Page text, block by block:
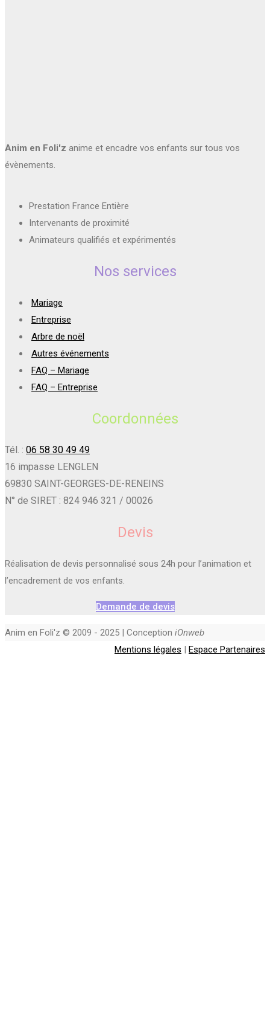
Anim en Foli'z anime et encadre vos enfants sur tous vos
évènements.
Prestation France Entière
Intervenants de proximité
Animateurs qualifiés et expérimentés
Nos services
Mariage
Entreprise
Arbre de noël
Autres événements
FAQ – Mariage
FAQ – Entreprise
Coordonnées
Tél. : 06 58 30 49 49
16 impasse LENGLEN
69830 SAINT-GEORGES-DE-RENEINS
N° de SIRET : 824 946 321 / 00026
Devis
Réalisation de devis personnalisé sous 24h pour l’animation et
l’encadrement de vos enfants.
Demande de devis
Anim en Foli'z © 2009 - 2025 | Conception iOnweb
Mentions légales | Espace Partenaires